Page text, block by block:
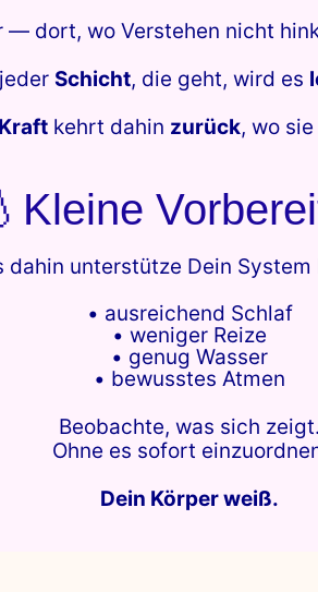
— dort, wo Verstehen nicht
Schicht, die geht, wird es
Kraft kehrt dahin zurück, wo
dahin unterstütze Dein System
• ausreichend Schlaf
• weniger Reize
• genug Wasser
• bewusstes Atmen
Beobachte, was sich zeigt.
Ohne es sofort
Dein Körper weiß.